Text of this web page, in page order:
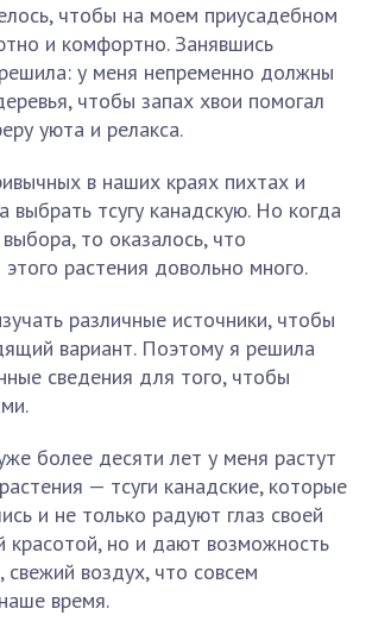
чтобы на моем приусадебном
и комфортно. Занявшись
у меня непременно должны
чтобы запах хвои помогал
уюта и релакса.
в наших краях пихтах и
выбрать тсугу канадскую. Но когда
то оказалось, что
растения довольно много.
различные источники, чтобы
вариант. Поэтому я решила
сведения для того, чтобы
более десяти лет у меня растут
— тсуги канадские, которые
и не только радуют глаз своей
красотой, но и дают возможность
свежий воздух, что совсем
время.